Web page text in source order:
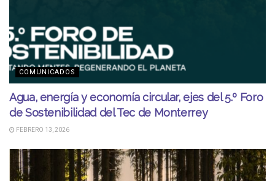
COMUNICADOS
Agua, energía y economía circular, ejes del 5.º Foro
de Sostenibilidad del Tec de Monterrey
FEBRERO 13, 2026